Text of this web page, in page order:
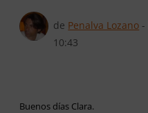
Buenos días Clara.
En respuesta a 220
de Penalva Lozano -
10:43